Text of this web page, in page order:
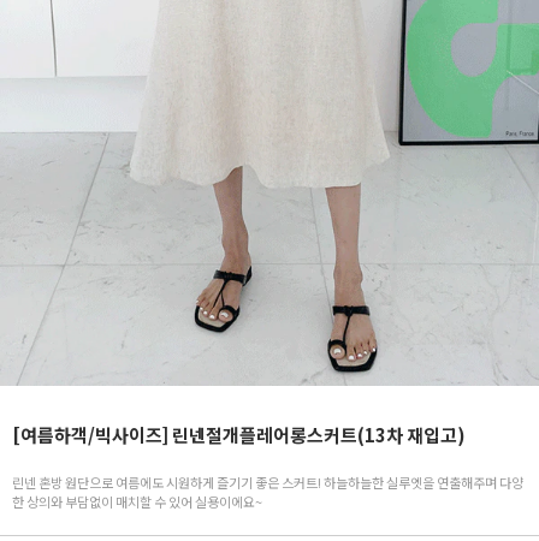
[여름하객/빅사이즈] 린넨절개플레어롱스커트(13차 재입고)
린넨 혼방 원단으로 여름에도 시원하게 즐기기 좋은 스커트! 하늘하늘한 실루엣을 연출해주며 다양
한 상의와 부담없이 매치할 수 있어 실용이에요~